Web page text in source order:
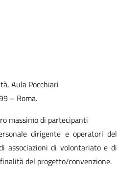
Aula Pocchiari
– Roma.
massimo di partecipanti
dirigente e operatori del
associazioni di volontariato e di
del progetto/convenzione.